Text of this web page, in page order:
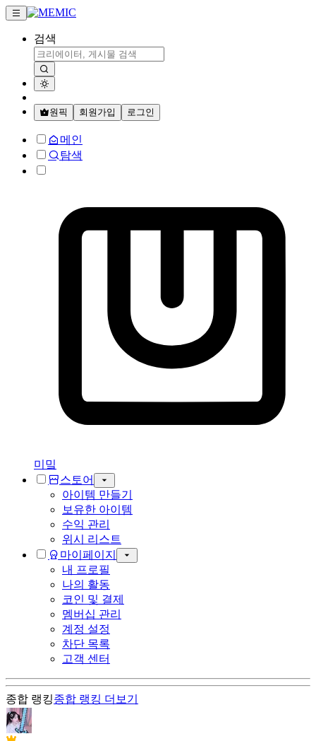
검색
원픽 회원가입 로그인
메인
탐색
미밐
스토어
아이템 만들기
보유한 아이템
수익 관리
위시 리스트
마이페이지
내 프로필
나의 활동
코인 및 결제
멤버십 관리
계정 설정
차단 목록
고객 센터
종합 랭킹종합 랭킹 더보기